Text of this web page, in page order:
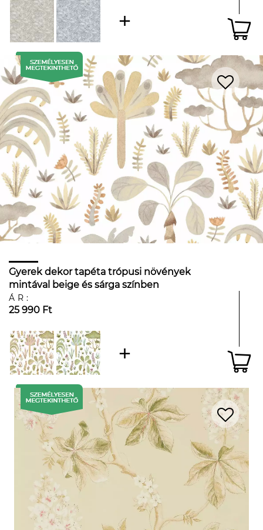
Gyerek dekor tapéta trópusi növények
mintával beige és sárga színben
ÁR:
25 990 Ft